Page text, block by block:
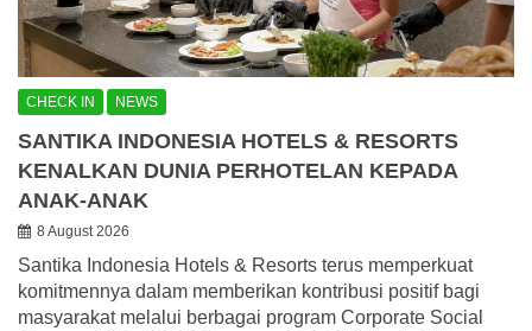
CHECK IN NEWS
SANTIKA INDONESIA HOTELS & RESORTS
KENALKAN DUNIA PERHOTELAN KEPADA
ANAK-ANAK
8 August 2026
Santika Indonesia Hotels & Resorts terus memperkuat
komitmennya dalam memberikan kontribusi positif bagi
masyarakat melalui berbagai program Corporate Social